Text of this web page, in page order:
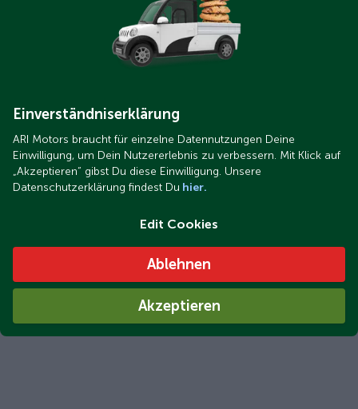
Einverständniserklärung
ARI Motors braucht für einzelne Datennutzungen Deine
Einwilligung, um Dein Nutzererlebnis zu verbessern. Mit Klick auf
„Akzeptieren“ gibst Du diese Einwilligung. Unsere
Datenschutzerklärung findest Du hier.
Edit Cookies
Ablehnen
Akzeptieren